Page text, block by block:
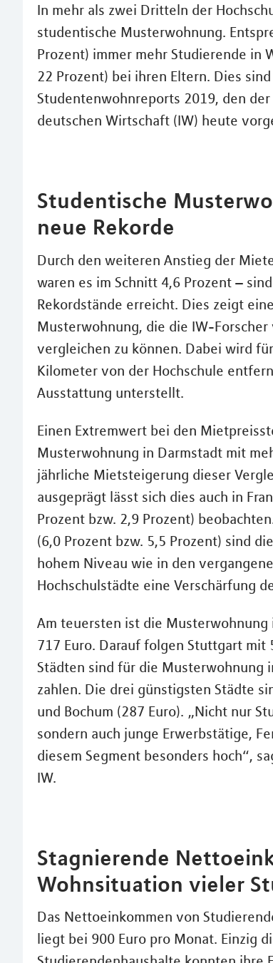
In mehr als zwei Dritteln der
studentische Musterwohnung.
Prozent) immer mehr Studierende in
22 Prozent) bei ihren Eltern. Dies
Studentenwohnreports 2019, den
deutschen Wirtschaft (IW) heute
Studentische
neue Rekorde
Durch den weiteren Anstieg der
waren es im Schnitt 4,6 Prozent –
Rekordstände erreicht. Dies zeigt
Musterwohnung, die die IW-
vergleichen zu können. Dabei wird
Kilometer von der Hochschule
Ausstattung unterstellt.
Einen Extremwert bei den
Musterwohnung in Darmstadt mit
jährliche Mietsteigerung dieser
ausgeprägt lässt sich dies auch in
Prozent bzw. 2,9 Prozent)
(6,0 Prozent bzw. 5,5 Prozent) sind
hohem Niveau wie in den
Hochschulstädte eine Verschärfung
Am teuersten ist die
717 Euro. Darauf folgen Stuttgart
Städten sind für die Musterwohnung
zahlen. Die drei günstigsten Städte
und Bochum (287 Euro). „Nicht nur
sondern auch junge Erwerbstätige,
diesem Segment besonders hoch“,
IW.
Stagnierende
Wohnsituation vieler
Das Nettoeinkommen von
liegt bei 900 Euro pro Monat. Einzig